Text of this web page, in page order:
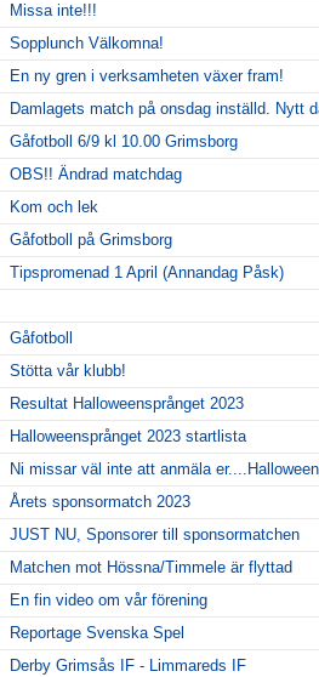
Missa inte!!!
Sopplunch Välkomna!
En ny gren i verksamheten växer fram!
Damlagets match på onsdag inställd. Nytt
Gåfotboll 6/9 kl 10.00 Grimsborg
OBS!! Ändrad matchdag
Kom och lek
Gåfotboll på Grimsborg
Tipspromenad 1 April (Annandag Påsk)
Gåfotboll
Stötta vår klubb!
Resultat Halloweensprånget 2023
Halloweensprånget 2023 startlista
Ni missar väl inte att anmäla
Årets sponsormatch 2023
JUST NU, Sponsorer till sponsormatchen
Matchen mot Hössna/Timmele är flyttad
En fin video om vår förening
Reportage Svenska Spel
Derby Grimsås IF - Limmareds IF